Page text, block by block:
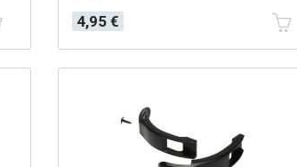
Precio
4,95 €